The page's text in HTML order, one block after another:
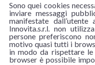
Sono quei cookies
inviare messaggi
manifestate
Innovita.s.r.l. non
persone preferiscono
motivo quasi tutti i
in modo da rispettare
browser è possibile